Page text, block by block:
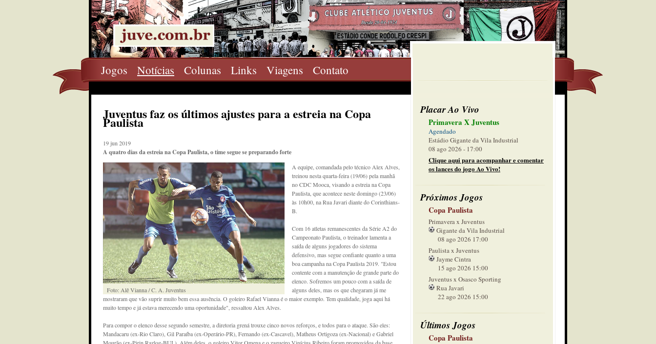
Jogos Notícias Colunas Links Viagens Contato
Placar Ao Vivo
Primavera X Juventus
Agendado
Estádio Gigante da Vila Industrial
08 ago 2026 - 17:00
Clique aqui para acompanhar e comentar
os lances do jogo Ao Vivo!
Próximos Jogos
Copa Paulista
Primavera x Juventus
Gigante da Vila Industrial
08 ago 2026 17:00
Paulista x Juventus
Jayme Cintra
15 ago 2026 15:00
Juventus x Osasco Sporting
Rua Javari
22 ago 2026 15:00
Últimos Jogos
Copa Paulista
Juventus faz os últimos ajustes para a estreia na Copa
Paulista
19 jun 2019
A quatro dias da estreia na Copa Paulista, o time segue se preparando forte
Foto: Alê Vianna / C. A. Juventus
A equipe, comandada pelo técnico Alex Alves,
treinou nesta quarta-feira (19/06) pela manhã
no CDC Mooca, visando a estreia na Copa
Paulista, que acontece neste domingo (23/06)
às 10h00, na Rua Javari diante do Corinthians-
B.
Com 16 atletas remanescentes da Série A2 do
Campeonato Paulista, o treinador lamenta a
saída de alguns jogadores do sistema
defensivo, mas segue confiante quanto a uma
boa campanha na Copa Paulista 2019. "Estou
contente com a manutenção de grande parte do
elenco. Sofremos um pouco com a saída de
alguns deles, mas os que chegaram já me
mostraram que vão suprir muito bem essa ausência. O goleiro Rafael Vianna é o maior exemplo. Tem qualidade, joga aqui há
muito tempo e já estava merecendo uma oportunidade", ressaltou Alex Alves.
Para compor o elenco desse segundo semestre, a diretoria grená trouxe cinco novos reforços, e todos para o ataque. São eles:
Mandacaru (ex-Rio Claro), Gil Paraíba (ex-Operário-PR), Fernando (ex-Cascavel), Matheus Ortigoza (ex-Nacional) e Gabriel